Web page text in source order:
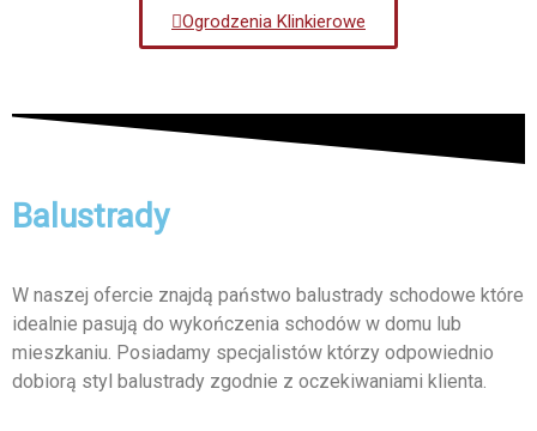
Ogrodzenia Klinkierowe
Balustrady
W naszej ofercie znajdą państwo balustrady schodowe które
idealnie pasują do wykończenia schodów w domu lub
mieszkaniu. Posiadamy specjalistów którzy odpowiednio
dobiorą styl balustrady zgodnie z oczekiwaniami klienta.